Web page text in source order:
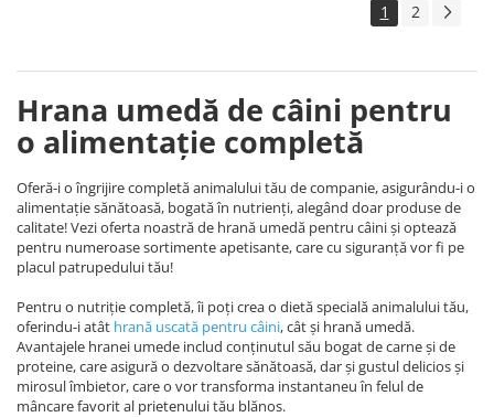
1 2
Hrana umedă de câini pentru
o alimentație completă
Oferă-i o îngrijire completă animalului tău de companie, asigurându-i o
alimentație sănătoasă, bogată în nutrienți, alegând doar produse de
calitate! Vezi oferta noastră de hrană umedă pentru câini și optează
pentru numeroase sortimente apetisante, care cu siguranță vor fi pe
placul patrupedului tău!
Pentru o nutriție completă, îi poți crea o dietă specială animalului tău,
oferindu-i atât hrană uscată pentru câini, cât și hrană umedă.
Avantajele hranei umede includ conținutul său bogat de carne și de
proteine, care asigură o dezvoltare sănătoasă, dar și gustul delicios și
mirosul îmbietor, care o vor transforma instantaneu în felul de
mâncare favorit al prietenului tău blănos.